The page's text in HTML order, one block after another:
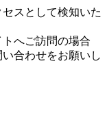
スとして検知いた
へご訪問の場合
合わせをお願いし